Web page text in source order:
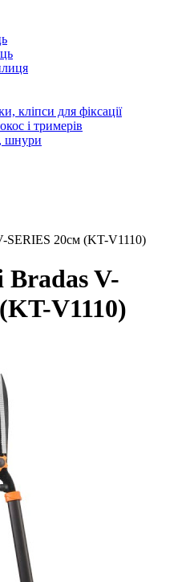
кліпси для фіксації
і тримерів
шнури
SERIES 20см (KT-V1110)
Bradas V-
V1110)